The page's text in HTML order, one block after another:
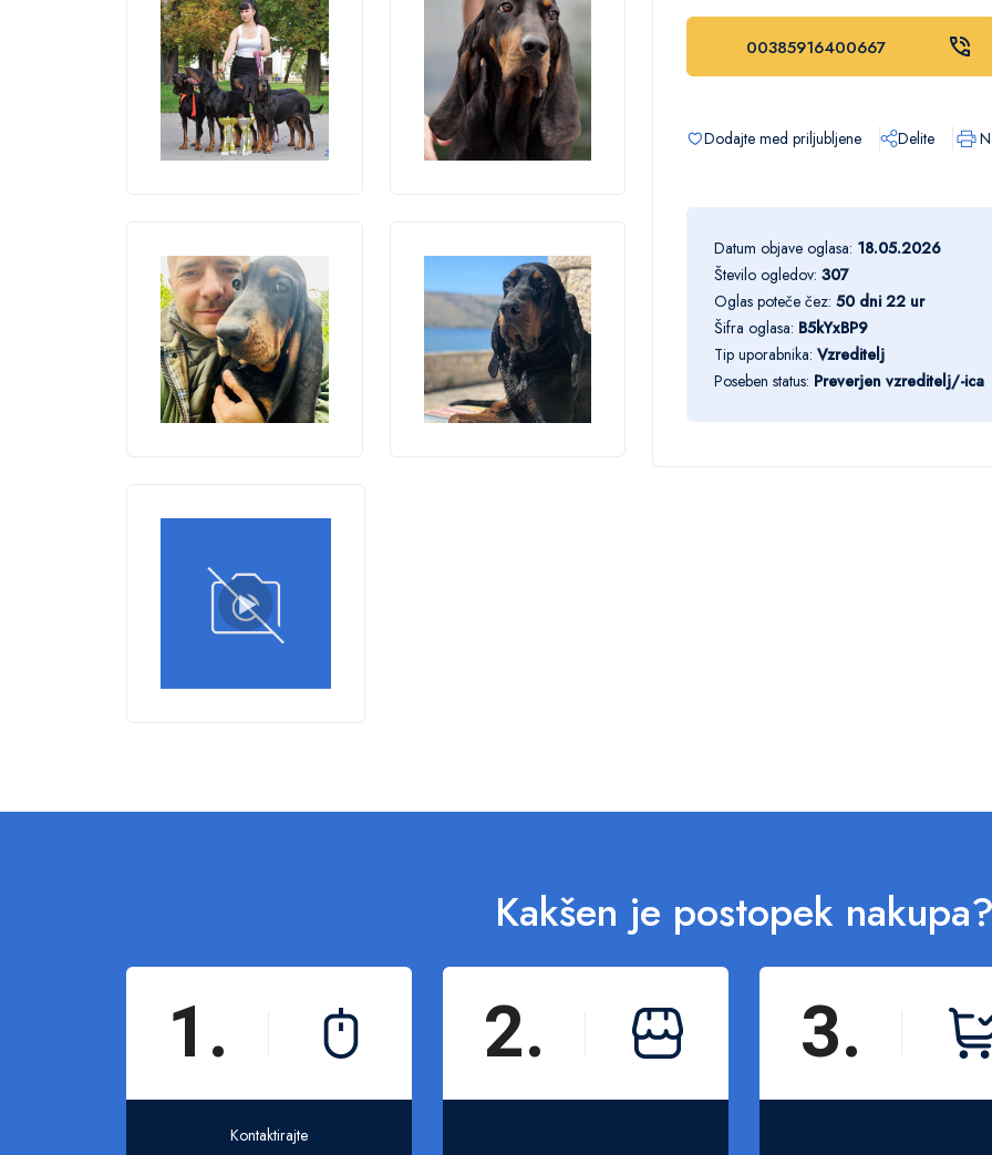
00385916400667
Dodajte med priljubljene Delite
Datum objave oglasa: 18.05.2026
Število ogledov: 307
Oglas poteče čez: 50 dni 22 ur
Šifra oglasa: B5kYxBP9
Tip uporabnika: Vzreditelj
Poseben status: Preverjen vzreditelj/-ica
Kakšen je postopek
1.
Kontaktirajte
2. 3.